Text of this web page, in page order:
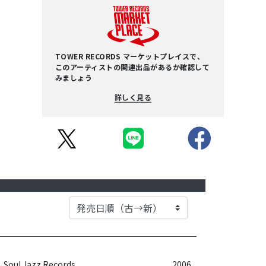
TOWER RECORDS マーケットプレイスで、
このアーティストの関連出品があるか確認して
みましょう
詳しく見る